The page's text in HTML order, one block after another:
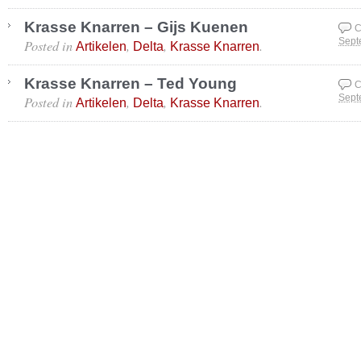
Krasse Knarren – Gijs Kuenen
Posted in Artikelen, Delta, Krasse Knarren.
Krasse Knarren – Ted Young
Posted in Artikelen, Delta, Krasse Knarren.